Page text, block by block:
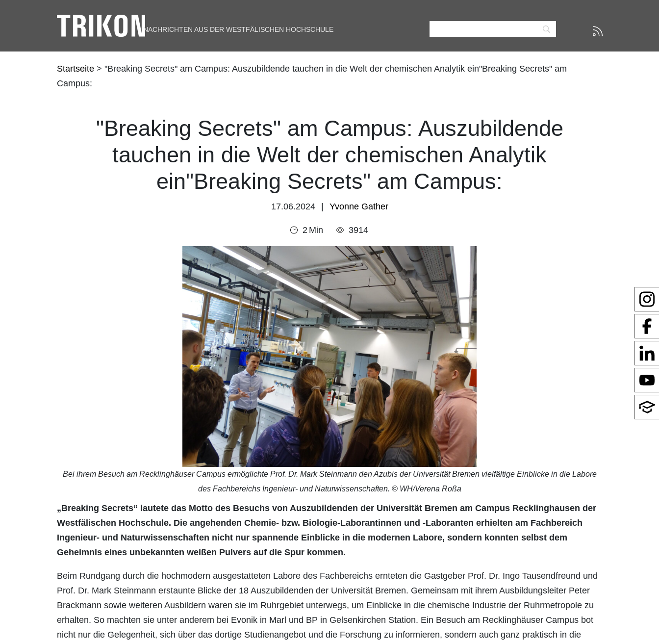
NACHRICHTEN AUS DER WESTFÄLISCHEN HOCHSCHULE
Startseite > "Breaking Secrets" am Campus: Auszubildende tauchen in die Welt der chemischen Analytik ein"Breaking Secrets" am
Campus:
"Breaking Secrets" am Campus: Auszubildende
tauchen in die Welt der chemischen Analytik
ein"Breaking Secrets" am Campus:
17.06.2024 Yvonne Gather
2 Min 3914
Bei ihrem Besuch am Recklinghäuser Campus ermöglichte Prof. Dr. Mark Steinmann den Azubis der Universität Bremen vielfältige Einblicke in die Labore
des Fachbereichs Ingenieur- und Naturwissenschaften. © WH/Verena Roßa
„Breaking Secrets“ lautete das Motto des Besuchs von Auszubildenden der Universität Bremen am Campus Recklinghausen der
Westfälischen Hochschule. Die angehenden Chemie- bzw. Biologie-Laborantinnen und -Laboranten erhielten am Fachbereich
Ingenieur- und Naturwissenschaften nicht nur spannende Einblicke in die modernen Labore, sondern konnten selbst dem
Geheimnis eines unbekannten weißen Pulvers auf die Spur kommen.
Beim Rundgang durch die hochmodern ausgestatteten Labore des Fachbereichs ernteten die Gastgeber Prof. Dr. Ingo Tausendfreund und
Prof. Dr. Mark Steinmann erstaunte Blicke der 18 Auszubildenden der Universität Bremen. Gemeinsam mit ihrem Ausbildungsleiter Peter
Brackmann sowie weiteren Ausbildern waren sie im Ruhrgebiet unterwegs, um Einblicke in die chemische Industrie der Ruhrmetropole zu
erhalten. So machten sie unter anderem bei Evonik in Marl und BP in Gelsenkirchen Station. Ein Besuch am Recklinghäuser Campus bot
nicht nur die Gelegenheit, sich über das dortige Studienangebot und die Forschung zu informieren, sondern auch ganz praktisch in die